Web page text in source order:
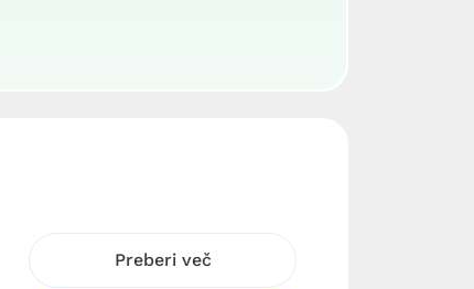
Preberi več